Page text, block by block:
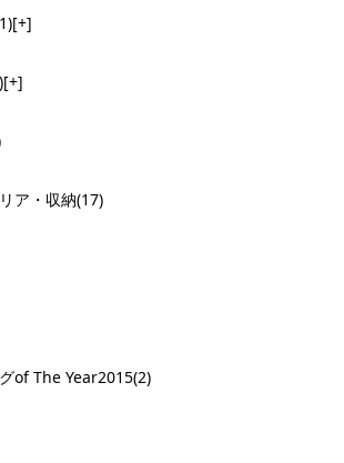
[+]
[+]
ア・収納(17)
of The Year2015(2)